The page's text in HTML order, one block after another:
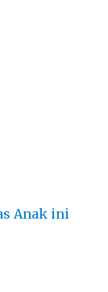
Anak ini